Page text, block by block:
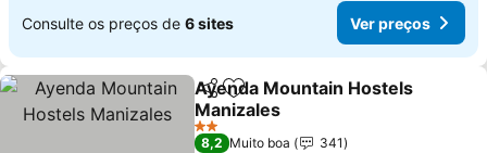
Consulte os preços de 6 sites Ver preços
PartilharAdicionar aos favoritos
Ayenda Mountain Hostels
Manizales
2 Estrelas
8,2 Muito boa
341